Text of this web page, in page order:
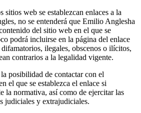
sitios web se establezcan enlaces a la
no se entenderá que Emilio Anglesha
del sitio web en el que se
podrá incluirse en la página del enlace
ilegales, obscenos o ilícitos,
contrarios a la legalidad vigente.
posibilidad de contactar con el
el que se establezca el enlace si
la normativa, así como de ejercitar las
judiciales y extrajudiciales.